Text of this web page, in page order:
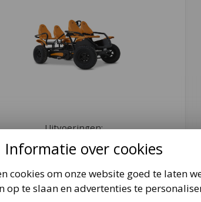
Uitvoeringen:
4 personen
Informatie over cookies
cookies om onze website goed te laten
op te slaan en advertenties te